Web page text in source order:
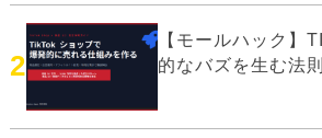
2
【モールハック】
的なバズを生む法則